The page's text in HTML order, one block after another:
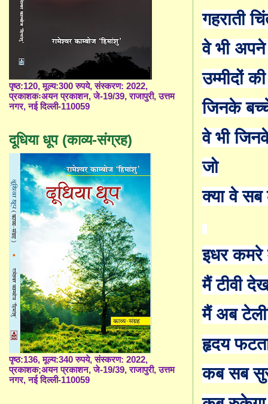
गहराती
वे भी अपने
उम्मीदों
जिनके
वे भी
जो
क्या वे सब
इधर कमरे
मैं टीवी
मैं अब
हृदय
कब सब
पृष्ठ:120, मूल्य:300 रुपये, संस्करण: 2022,
प्रकाशकःअयन प्रकाशन, जे-19/39, राजापुरी, उत्तम
नगर, नई दिल्ली-110059
दूधिया धूप (काव्य-संग्रह)
पृष्ठ:136, मूल्य:340 रुपये, संस्करण: 2022,
प्रकाशक;अयन प्रकाशन, जे-19/39, राजापुरी, उत्तम
नगर, नई दिल्ली-110059